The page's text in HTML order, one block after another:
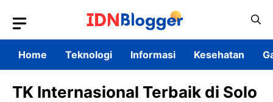
content
Home
Teknologi Informasi Kesehatan
TK Internasional Terbaik di Solo